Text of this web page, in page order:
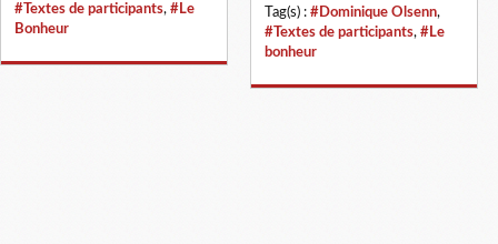
#Textes de participants, #Le
Bonheur
Tag(s) : #Dominique Olsenn,
#Textes de participants, #Le
bonheur